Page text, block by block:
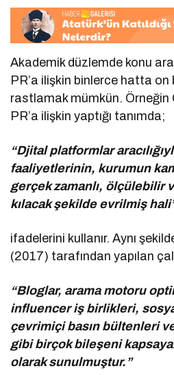
Akademik düzlemde konu
PR’a ilişkin binlerce hatta on
rastlamak mümkün.
PR’a ilişkin yaptığı tanımda;
“Djital platformlar
faaliyetlerinin, kurumun
gerçek zamanlı, ölçülebilir
kılacak şekilde evrilmiş
ifadelerini kullanır. Aynı
(2017) tarafından yapılan
“Bloglar, arama motoru
influencer iş birlikleri,
çevrimiçi basın bültenleri
gibi birçok bileşeni
olarak sunulmuştur.”